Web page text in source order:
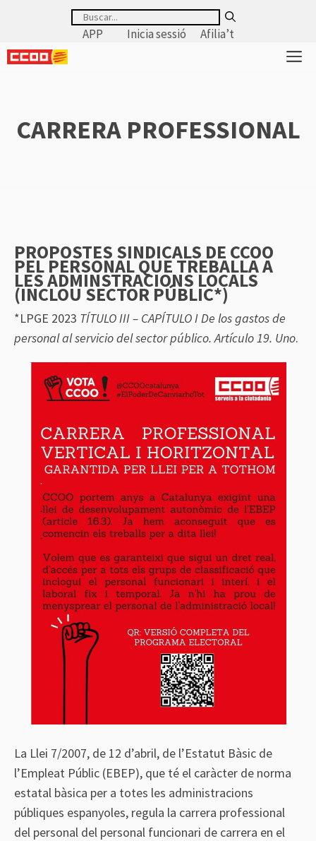
contenido
Buscar:
APP
Inicia sessió Afilia’t
CARRERA PROFESSIONAL
PROPOSTES SINDICALS DE CCOO
PEL PERSONALQUE TREBALLA A
LES ADMINSTRACIONS LOCALS
(INCLOU SECTOR PÚBLIC*)
*LPGE 2023 TÍTULO III – CAPÍTULO I De los gastos de
personal al servicio del sector público. Artículo 19. Uno.
La Llei 7/2007, de 12 d’abril, de l’Estatut Bàsic de
l’Empleat Públic (EBEP), que té el caràcter de norma
estatal bàsica per a totes les administracions
públiques espanyoles, regula la carrera professional
del personal del personal funcionari de carrera en el